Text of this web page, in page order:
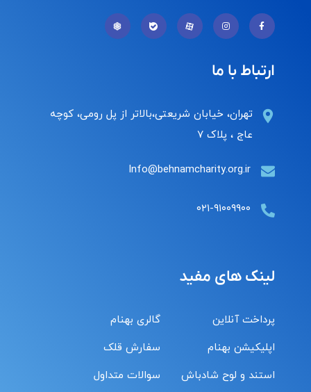
ارتباط با ما
تهران، خیابان شریعتی،بالاتر از پل رومی، کوچه
عاج ، پلاک ۷
Info@behnamcharity.org.ir
۰۲۱-۹۱۰۰۹۹۰۰
لینک های مفید
پرداخت آنلاین
اپلیکیشن بهنام
استند و لوح شادباش
گالری بهنام
سفارش قلک
سوالات متداول